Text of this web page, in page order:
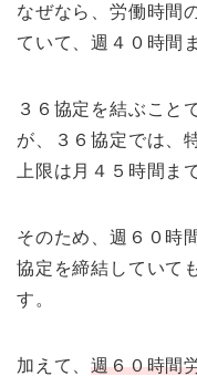
なぜなら、労働時間
ていて、週４０時間
３６協定を結ぶこと
が、３６協定では、
上限は月４５時間ま
そのため、週６０時
協定を締結していて
す。
加えて、週６０時間